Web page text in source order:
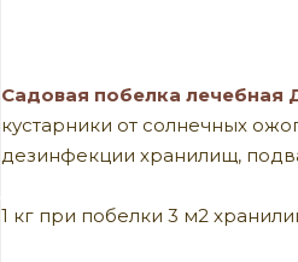
Садовая побелка лечебная
кустарники от солнечных
дезинфекции хранилищ,
1 кг при побелки 3 м2